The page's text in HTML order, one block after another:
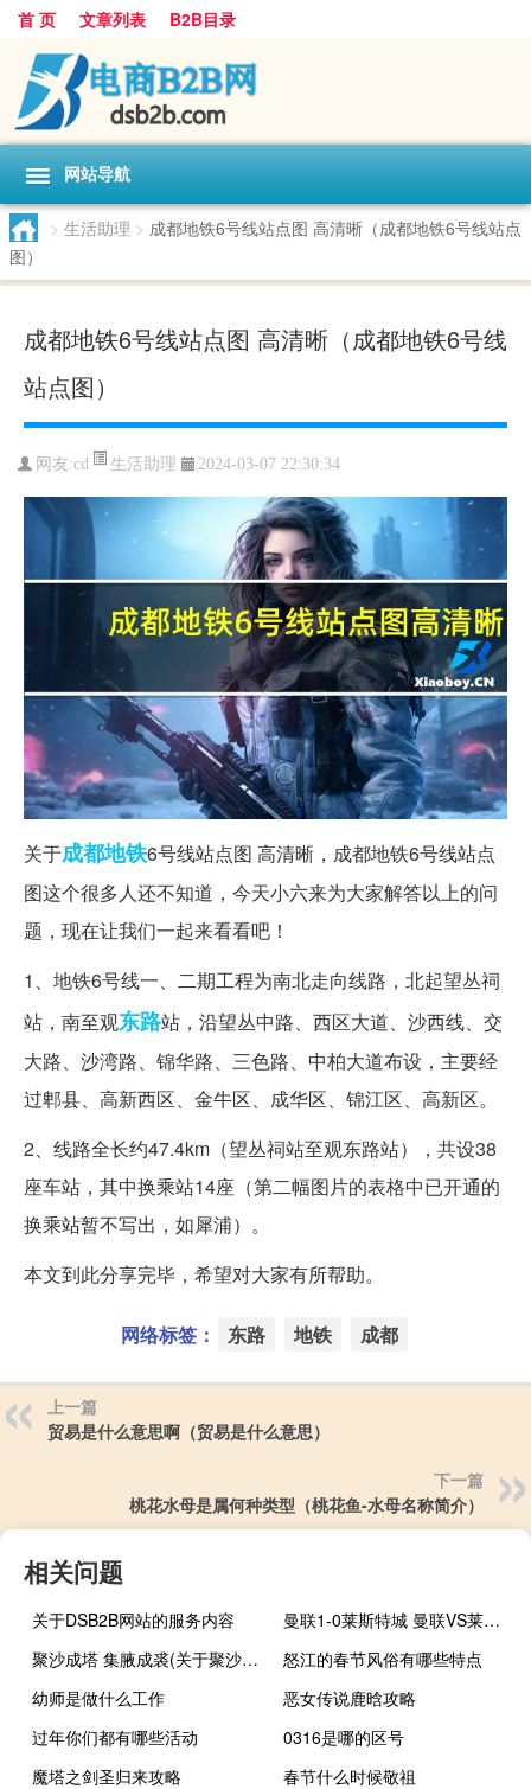
首 页 文章列表 B2B目录
网站导航
> 生活助理 > 成都地铁6号线站点图 高清晰（成都地铁6号线站点
图）
成都地铁6号线站点图 高清晰（成都地铁6号线
站点图）
网友:cd 生活助理 2024-03-07 22:30:34
关于成都地铁6号线站点图 高清晰，成都地铁6号线站点
图这个很多人还不知道，今天小六来为大家解答以上的问
题，现在让我们一起来看看吧！
1、地铁6号线一、二期工程为南北走向线路，北起望丛祠
站，南至观东路站，沿望丛中路、西区大道、沙西线、交
大路、沙湾路、锦华路、三色路、中柏大道布设，主要经
过郫县、高新西区、金牛区、成华区、锦江区、高新区。
2、线路全长约47.4km（望丛祠站至观东路站），共设38
座车站，其中换乘站14座（第二幅图片的表格中已开通的
换乘站暂不写出，如犀浦）。
本文到此分享完毕，希望对大家有所帮助。
网络标签： 东路 地铁 成都
上一篇
贸易是什么意思啊（贸易是什么意思）
下一篇
桃花水母是属何种类型（桃花鱼-水母名称简介）
相关问题
关于DSB2B网站的服务内容
曼联1-0莱斯特城 曼联VS莱斯特城数据得分情况如何
聚沙成塔 集腋成裘(关于聚沙成塔 集腋成裘简述)
怒江的春节风俗有哪些特点
幼师是做什么工作
恶女传说鹿晗攻略
过年你们都有哪些活动
0316是哪的区号
魔塔之剑圣归来攻略
春节什么时候敬祖